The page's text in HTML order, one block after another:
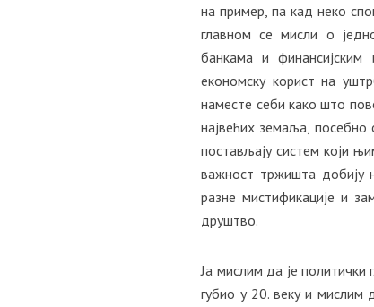
на пример, па кад неко
главном се мисли о
банкама и
економску корист на
наместе себи како што
највећих земаља, посебно
постављају систем који
важност тржишта добију
разне мистификације и
друштво.
Ја мислим да је
губио у 20. веку и мислим